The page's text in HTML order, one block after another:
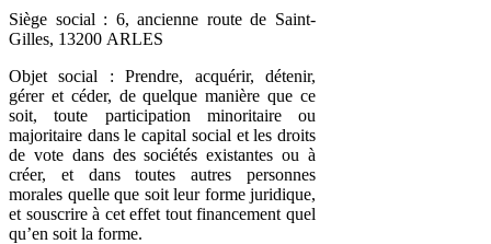
Siège social : 6, ancienne route de Saint-
Gilles, 13200 ARLES
Objet social : Prendre, acquérir, détenir,
gérer et céder, de quelque manière que ce
soit, toute participation minoritaire ou
majoritaire dans le capital social et les droits
de vote dans des sociétés existantes ou à
créer, et dans toutes autres personnes
morales quelle que soit leur forme juridique,
et souscrire à cet effet tout financement quel
qu’en soit la forme.